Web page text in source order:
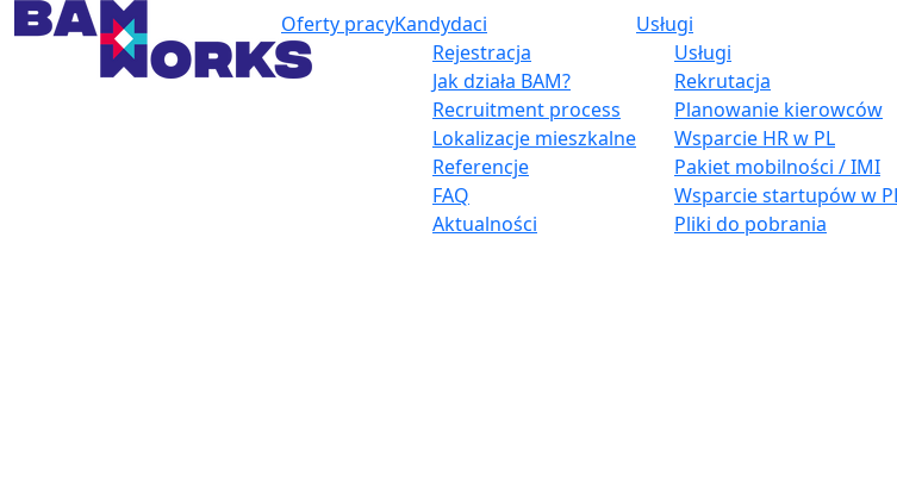
Oferty pracyKandydaci
Rejestracja
Jak działa BAM?
Recruitment process
Lokalizacje mieszkalne
Referencje
FAQ
Aktualności
Usługi
Usługi
Rekrutacja
Planowanie kierowców
Wsparcie HR w PL
Pakiet mobilności / IMI
Wsparcie startupów w
Pliki do pobrania